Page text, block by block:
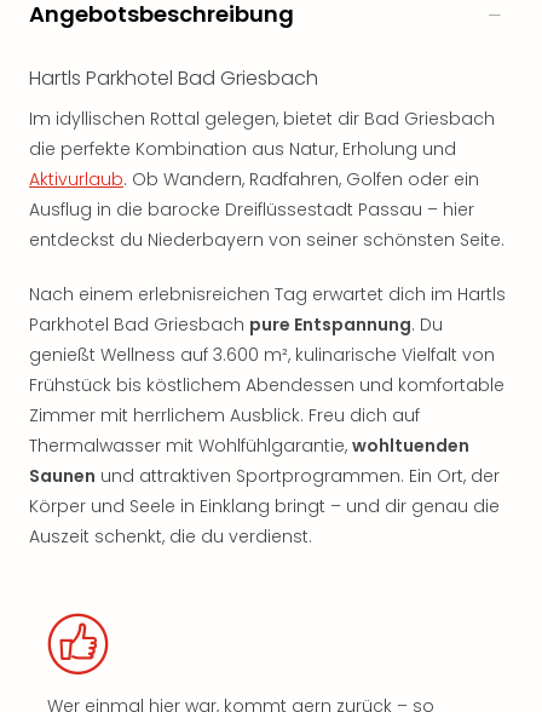
Angebotsbeschreibung
Hartls Parkhotel Bad Griesbach
Im idyllischen Rottal gelegen, bietet dir Bad Griesbach
die perfekte Kombination aus Natur, Erholung und
Aktivurlaub. Ob Wandern, Radfahren, Golfen oder ein
Ausflug in die barocke Dreiflüssestadt Passau – hier
entdeckst du Niederbayern von seiner schönsten Seite.
Nach einem erlebnisreichen Tag erwartet dich im Hartls
Parkhotel Bad Griesbach pure Entspannung. Du
genießt Wellness auf 3.600 m², kulinarische Vielfalt von
Frühstück bis köstlichem Abendessen und komfortable
Zimmer mit herrlichem Ausblick. Freu dich auf
Thermalwasser mit Wohlfühlgarantie, wohltuenden
Saunen und attraktiven Sportprogrammen. Ein Ort, der
Körper und Seele in Einklang bringt – und dir genau die
Auszeit schenkt, die du verdienst.
Wer einmal hier war, kommt gern zurück – so